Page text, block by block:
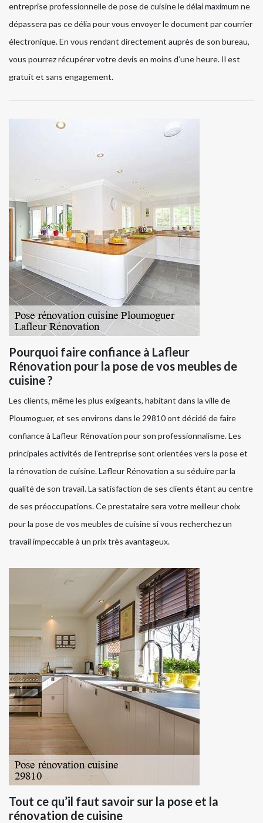
entreprise professionnelle de pose de cuisine le délai maximum ne
dépassera pas ce délia pour vous envoyer le document par courrier
électronique. En vous rendant directement auprès de son bureau,
vous pourrez récupérer votre devis en moins d’une heure. Il est
gratuit et sans engagement.
Pourquoi faire confiance à Lafleur
Rénovation pour la pose de vos meubles de
cuisine ?
Les clients, même les plus exigeants, habitant dans la ville de
Ploumoguer, et ses environs dans le 29810 ont décidé de faire
confiance à Lafleur Rénovation pour son professionnalisme. Les
principales activités de l’entreprise sont orientées vers la pose et
la rénovation de cuisine. Lafleur Rénovation a su séduire par la
qualité de son travail. La satisfaction de ses clients étant au centre
de ses préoccupations. Ce prestataire sera votre meilleur choix
pour la pose de vos meubles de cuisine si vous recherchez un
travail impeccable à un prix très avantageux.
Tout ce qu’il faut savoir sur la pose et la
rénovation de cuisine